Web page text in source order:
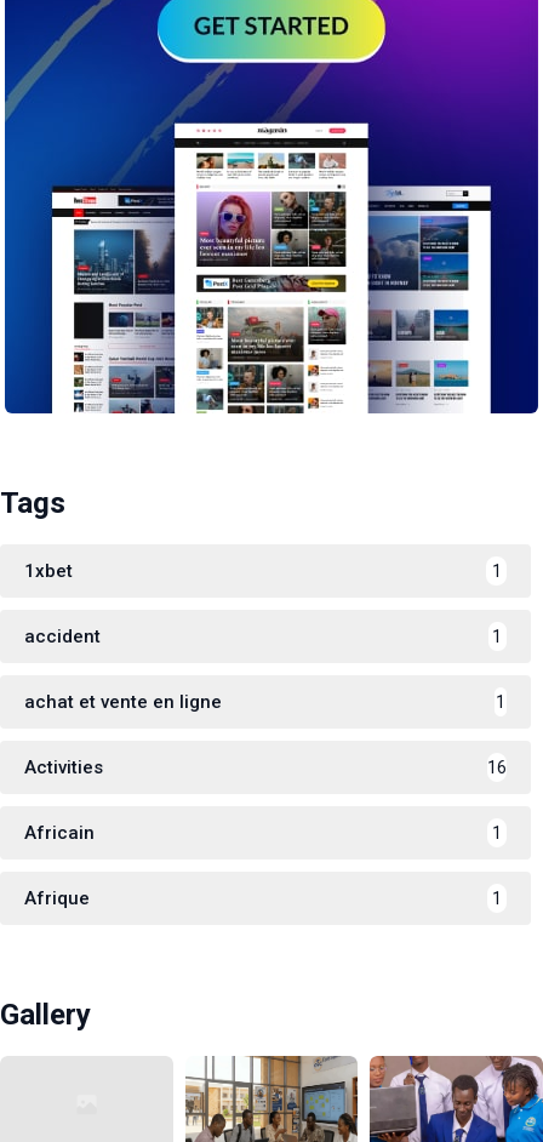
Tags
1xbet 1
accident 1
achat et vente en ligne 1
Activities 16
Africain 1
Afrique 1
Gallery